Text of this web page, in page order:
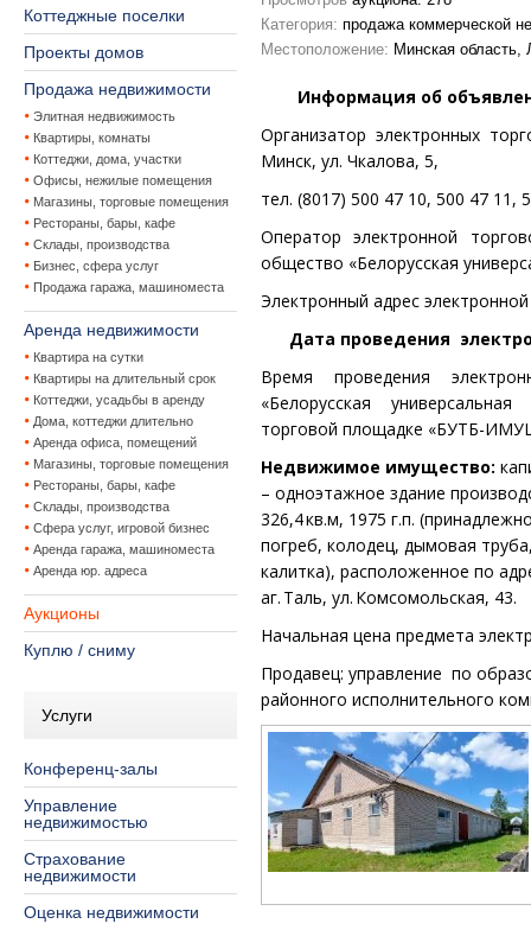
Коттеджные поселки
Проекты домов
Продажа недвижимости
Элитная недвижимость
Квартиры, комнаты
Коттеджи, дома, участки
Офисы, нежилые помещения
Магазины, торговые помещения
Рестораны, бары, кафе
Склады, производства
Бизнес, сфера услуг
Продажа гаража, машиноместа
Аренда недвижимости
Квартира на сутки
Квартиры на длительный срок
Коттеджи, усадьбы в аренду
Дома, коттеджи длительно
Аренда офиса, помещений
Магазины, торговые помещения
Рестораны, бары, кафе
Склады, производства
Сфера услуг, игровой бизнес
Аренда гаража, машиноместа
Аренда юр. адреса
Аукционы
Куплю / сниму
Услуги
Конференц-залы
Управление
недвижимостью
Страхование
недвижимости
Оценка недвижимости
Категория: продажа коммерческой
Местоположение: Минская область,
Информация об
Организатор электронных
Минск, ул. Чкалова, 5,
тел. (8017) 500 47 10, 500 47 11,
Оператор электронной
общество «Белорусская
Электронный адрес
Дата проведения
Время проведения
«Белорусская
торговой площадке «БУТБ-
Недвижимое имущество:
– одноэтажное здание
326,4кв.м, 1975 г.п.
погреб, колодец, дымовая
калитка), расположенное по
аг. Таль, ул. Комсомольская, 43.
Начальная цена предмета
Продавец: управление по
районного исполнительного